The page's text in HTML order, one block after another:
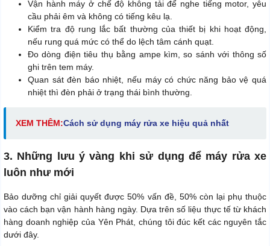
Vận hành máy ở chế độ không tải để nghe tiếng motor, yêu
cầu phải êm và không có tiếng kêu lạ.
Kiểm tra độ rung lắc bất thường của thiết bị khi hoạt động,
nếu rung quá mức có thể do lệch tâm cánh quạt.
Đo dòng điện tiêu thụ bằng ampe kìm, so sánh với thông số
ghi trên tem máy.
Quan sát đèn báo nhiệt, nếu máy có chức năng bảo vệ quá
nhiệt thì đèn phải ở trạng thái bình thường.
XEM THÊM:Cách sử dụng máy rửa xe hiệu quả nhất
3. Những lưu ý vàng khi sử dụng để máy rửa xe
luôn như mới
Bảo dưỡng chỉ giải quyết được 50% vấn đề, 50% còn lại phụ thuộc
vào cách bạn vận hành hàng ngày. Dựa trên số liệu thực tế từ khách
hàng doanh nghiệp của Yên Phát, chúng tôi đúc kết các nguyên tắc
dưới đây.